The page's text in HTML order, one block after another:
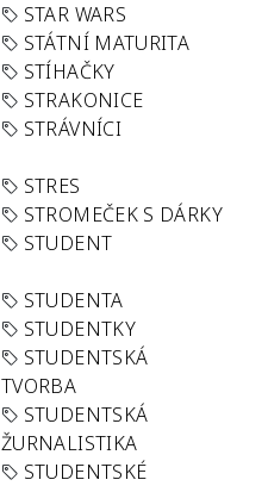
STAR WARS
STÁTNÍ MATURITA
STÍHAČKY
STRAKONICE
STRÁVNÍCI
STRES
STROMEČEK S DÁRKY
STUDENT
STUDENTA
STUDENTKY
STUDENTSKÁ
TVORBA
STUDENTSKÁ
ŽURNALISTIKA
STUDENTSKÉ